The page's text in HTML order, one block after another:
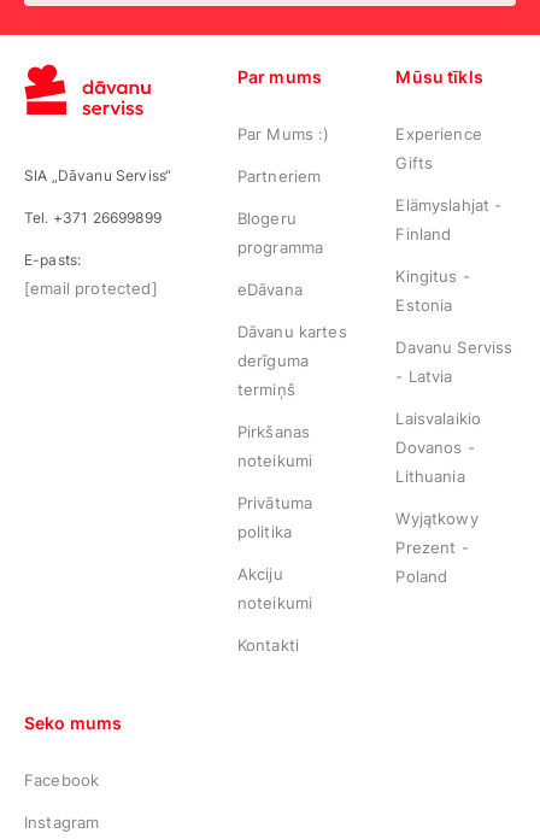
SIA „Dāvanu Serviss“
Tel. +371 26699899
E-pasts:
[email protected]
Par mums
Par Mums :)
Partneriem
Blogeru
programma
eDāvana
Dāvanu kartes
derīguma
termiņš
Pirkšanas
noteikumi
Privātuma
politika
Akciju
noteikumi
Kontakti
Mūsu tīkls
Experience
Gifts
Elämyslahjat -
Finland
Kingitus -
Estonia
Davanu Serviss
- Latvia
Laisvalaikio
Dovanos -
Lithuania
Wyjątkowy
Prezent -
Poland
Seko mums
Facebook
Instagram